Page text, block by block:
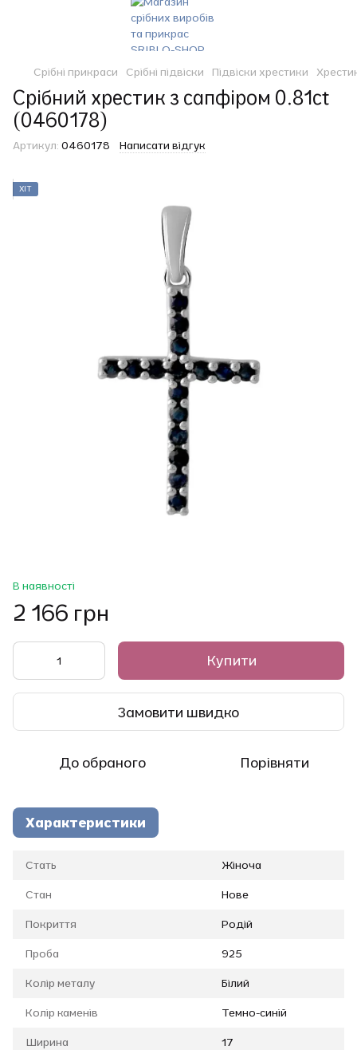
Срібні прикраси Срібні підвіски Підвіски хрестики
Срібний хрестик з сапфіром 0.81ct
(0460178)
Артикул: 0460178 Написати відгук
ХІТ
В наявності
2 166 грн
Купити
Замовити швидко
До обраного Порівняти
Характеристики
Стать Жіноча
Стан Нове
Покриття Родій
Проба 925
Колір металу Білий
Колір каменів Темно-синій
Ширина 17